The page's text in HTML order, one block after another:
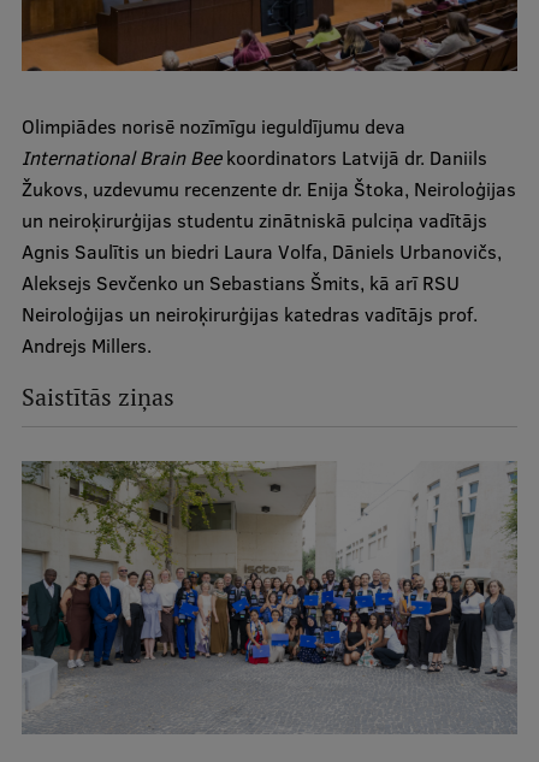
Olimpiādes norisē nozīmīgu ieguldījumu deva
International Brain Beekoordinators Latvijā dr. Daniils
Žukovs, uzdevumu recenzente dr. Enija Štoka, Neiroloģijas
un neiroķirurģijas studentu zinātniskā pulciņa vadītājs
Agnis Saulītis un biedri Laura Volfa, Dāniels Urbanovičs,
Aleksejs Sevčenko un Sebastians Šmits, kā arī RSU
Neiroloģijas un neiroķirurģijas katedras vadītājs prof.
Andrejs Millers.
Saistītās ziņas